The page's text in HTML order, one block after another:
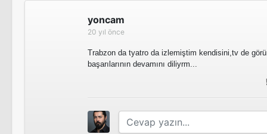
yoncam
20 yıl önce
Trabzon da tyatro da izlemiştim kendisini,tv de
başarılarının devamını diliyrm...